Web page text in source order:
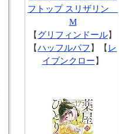
フトップ スリザリン
M
【 グリフィンドール】
【ハッフルパフ 】【 レ
イブンクロー 】